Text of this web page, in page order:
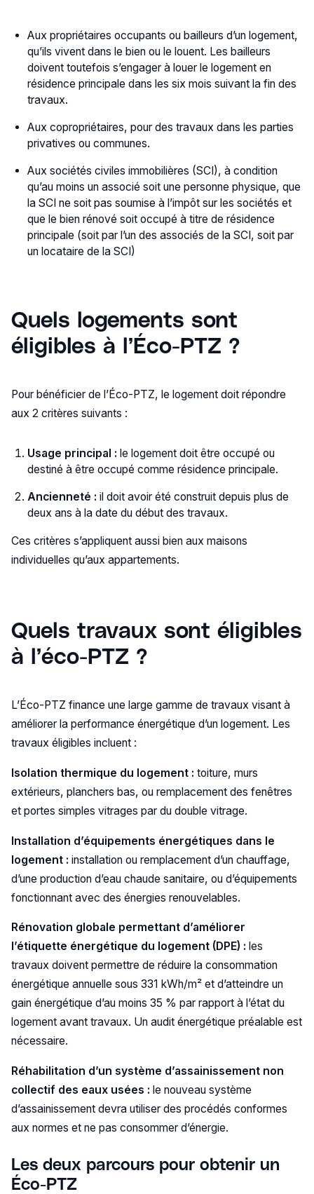
Aux propriétaires occupants ou bailleurs d’un logement,
qu’ils vivent dans le bien ou le louent. Les bailleurs
doivent toutefois s’engager à louer le logement en
résidence principale dans les six mois suivant la fin des
travaux.
Aux copropriétaires, pour des travaux dans les parties
privatives ou communes.
Aux sociétés civiles immobilières (SCI), à condition
qu’au moins un associé soit une personne physique, que
la SCI ne soit pas soumise à l’impôt sur les sociétés et
que le bien rénové soit occupé à titre de résidence
principale (soit par l’un des associés de la SCI, soit par
un locataire de la SCI)
Quels logements sont
éligibles à l’Éco-PTZ ?
Pour bénéficier de l’Éco-PTZ, le logement doit répondre
aux 2 critères suivants :
Usage principal : le logement doit être occupé ou
destiné à être occupé comme résidence principale.
Ancienneté : il doit avoir été construit depuis plus de
deux ans à la date du début des travaux.
Ces critères s’appliquent aussi bien aux maisons
individuelles qu’aux appartements.
Quels travaux sont éligibles
à l’éco-PTZ ?
L’Éco-PTZ finance une large gamme de travaux visant à
améliorer la performance énergétique d’un logement. Les
travaux éligibles incluent :
Isolation thermique du logement : toiture, murs
extérieurs, planchers bas, ou remplacement des fenêtres
et portes simples vitrages par du double vitrage.
Installation d’équipements énergétiques dans le
logement : installation ou remplacement d’un chauffage,
d’une production d’eau chaude sanitaire, ou d’équipements
fonctionnant avec des énergies renouvelables.
Rénovation globale permettant d’améliorer
l’étiquette énergétique du logement (DPE) : les
travaux doivent permettre de réduire la consommation
énergétique annuelle sous 331 kWh/m² et d’atteindre un
gain énergétique d’au moins 35 % par rapport à l’état du
logement avant travaux. Un audit énergétique préalable est
nécessaire.
Réhabilitation d’un système d’assainissement non
collectif des eaux usées : le nouveau système
d’assainissement devra utiliser des procédés conformes
aux normes et ne pas consommer d’énergie.
Les deux parcours pour obtenir un
Éco-PTZ